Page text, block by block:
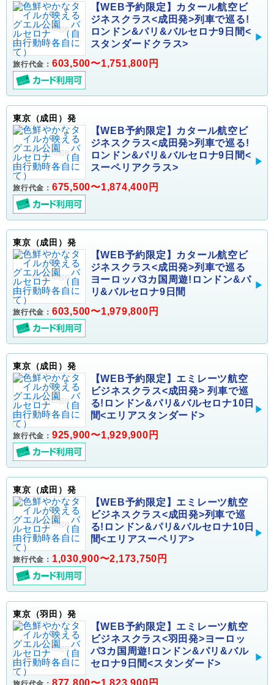
【WEB予約限定】カタール航空ビ
ジネスクラス<成田発>列車で巡る!
ロンドン&パリ&バルセロナ9日間<
スタンダードクラス>
旅行代金： 603,500〜1,751,800円
東京（成田）発
【WEB予約限定】カタール航空ビ
ジネスクラス<成田発>列車で巡る!
ロンドン&パリ&バルセロナ9日間<
スーペリアクラス>
旅行代金： 675,500〜1,874,400円
東京（成田）発
【WEB予約限定】カタール航空ビ
ジネスクラス<成田発>列車で巡る
ヨーロッパ3カ国周遊!ロンドン&パ
リ&バルセロナ9日間
旅行代金： 603,500〜1,979,800円
東京（成田）発
【WEB予約限定】エミレーツ航空
ビジネスクラス<成田発> 列車で巡
る!ロンドン&パリ&バルセロナ10日
間<エリアスタンダード>
旅行代金： 925,900〜1,929,900円
東京（成田）発
【WEB予約限定】エミレーツ航空
ビジネスクラス<成田発>列車で巡
る!ロンドン&パリ&バルセロナ10日
間<エリアスーペリア>
旅行代金： 1,030,900〜2,173,750円
東京（羽田）発
【WEB予約限定】エミレーツ航空
ビジネスクラス<羽田発>ヨーロッ
パ3カ国周遊!ロンドン&パリ&バル
セロナ9日間<スタンダード>
877,800〜1,823,900円